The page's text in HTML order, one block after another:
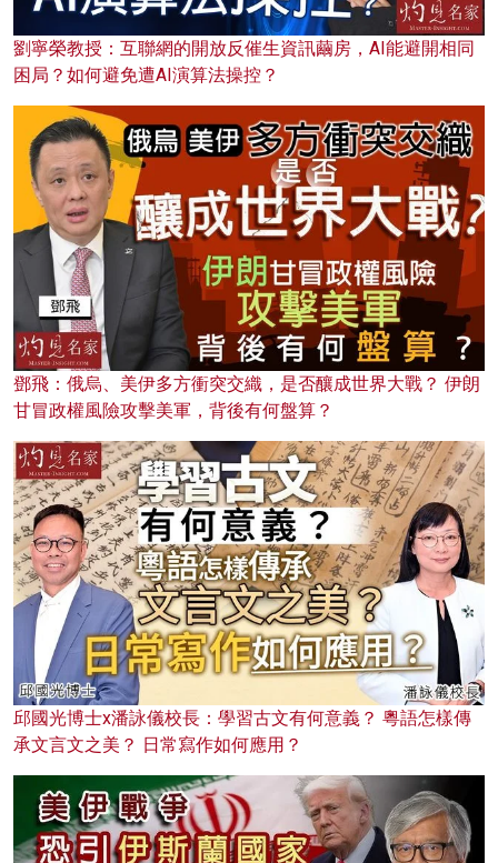
劉寧榮教授：互聯網的開放反催生資訊繭房，AI能避開相同
困局？如何避免遭AI演算法操控？
鄧飛：俄烏、美伊多方衝突交織，是否釀成世界大戰？ 伊朗
甘冒政權風險攻擊美軍，背後有何盤算？
邱國光博士x潘詠儀校長：學習古文有何意義？ 粵語怎樣傳
承文言文之美？ 日常寫作如何應用？